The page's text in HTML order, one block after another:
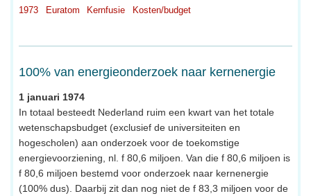
1973
Euratom Kernfusie Kosten/budget
100% van energieonderzoek naar kernenergie
1 januari 1974
In totaal besteedt Nederland ruim een kwart van het totale
wetenschapsbudget (exclusief de universiteiten en
hogescholen) aan onderzoek voor de toekomstige
energievoorziening, nl. f 80,6 miljoen. Van die f 80,6 miljoen is
f 80,6 miljoen bestemd voor onderzoek naar kernenergie
(100% dus). Daarbij zit dan nog niet de f 83,3 miljoen voor de